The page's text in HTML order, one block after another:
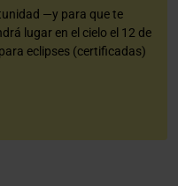
—y para que te
lugar en el cielo el 12 de
eclipses (certificadas)